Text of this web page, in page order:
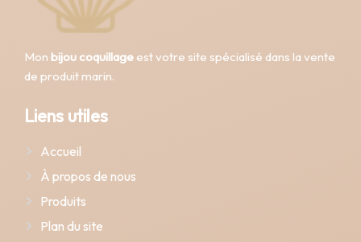
Mon bijou coquillage est votre site spécialisé dans la vente
de produit marin.
Liens utiles
Accueil
À propos de nous
Produits
Plan du site